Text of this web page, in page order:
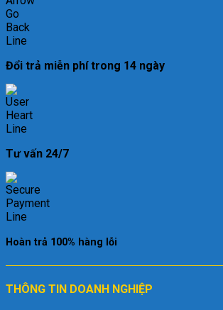
Đổi trả miễn phí trong 14 ngày
Tư vấn 24/7
Hoàn trả 100% hàng lỗi
THÔNG TIN DOANH NGHIỆP